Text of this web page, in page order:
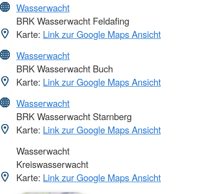
Wasserwacht
BRK Wasserwacht Feldafing
Karte: Link zur Google Maps Ansicht
Wasserwacht
BRK Wasserwacht Buch
Karte: Link zur Google Maps Ansicht
Wasserwacht
BRK Wasserwacht Starnberg
Karte: Link zur Google Maps Ansicht
Wasserwacht
Kreiswasserwacht
Karte: Link zur Google Maps Ansicht